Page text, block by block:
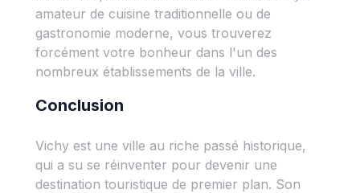
amateur de cuisine traditionnelle ou de
gastronomie moderne, vous trouverez
forcément votre bonheur dans l'un des
nombreux établissements de la ville.
Conclusion
Vichy est une ville au riche passé historique,
qui a su se réinventer pour devenir une
destination touristique de premier plan. Son